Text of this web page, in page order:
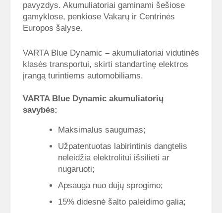
pavyzdys. Akumuliatoriai gaminami šešiose
gamyklose, penkiose Vakarų ir Centrinės
Europos šalyse.
VARTA Blue Dynamic – akumuliatoriai vidutinės
klasės transportui, skirti standartinę elektros
įrangą turintiems automobiliams.
VARTA Blue Dynamic akumuliatorių
savybės:
Maksimalus saugumas;
Užpatentuotas labirintinis dangtelis
neleidžia elektrolitui išsilieti ar
nugaruoti;
Apsauga nuo dujų sprogimo;
15% didesnė šalto paleidimo galia;